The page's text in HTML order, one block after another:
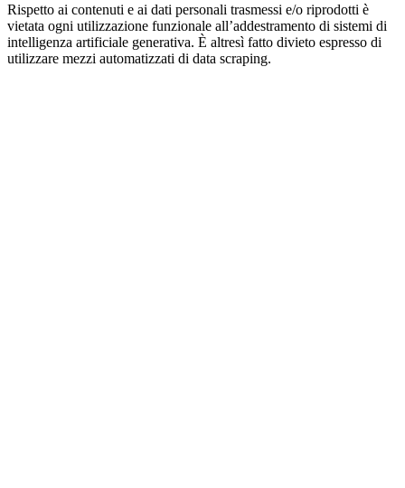
Rispetto ai contenuti e ai dati personali trasmessi e/o riprodotti è
vietata ogni utilizzazione funzionale all’addestramento di sistemi di
intelligenza artificiale generativa. È altresì fatto divieto espresso di
utilizzare mezzi automatizzati di data scraping.